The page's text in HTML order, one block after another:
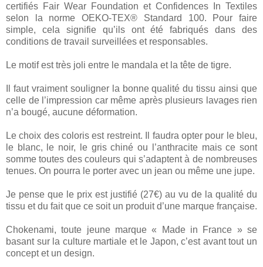
certifiés Fair Wear Foundation et Confidences In Textiles
selon la norme OEKO-TEX® Standard 100. Pour faire
simple, cela signifie qu’ils ont été fabriqués dans des
conditions de travail surveillées et responsables.
Le motif est très joli entre le mandala et la tête de tigre.
Il faut vraiment souligner la bonne qualité du tissu ainsi que
celle de l’impression car même après plusieurs lavages rien
n’a bougé, aucune déformation.
Le choix des coloris est restreint. Il faudra opter pour le bleu,
le blanc, le noir, le gris chiné ou l’anthracite mais ce sont
somme toutes des couleurs qui s’adaptent à de nombreuses
tenues. On pourra le porter avec un jean ou même une jupe.
Je pense que le prix est justifié (27€) au vu de la qualité du
tissu et du fait que ce soit un produit d’une marque française.
Chokenami, toute jeune marque « Made in France » se
basant sur la culture martiale et le Japon, c’est avant tout un
concept et un design.